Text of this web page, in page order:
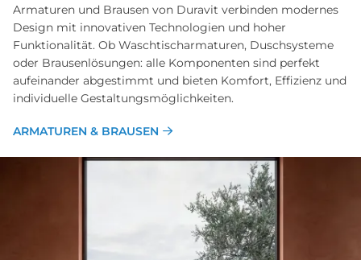
Armaturen und Brausen von Duravit verbinden modernes
Design mit innovativen Technologien und hoher
Funktionalität. Ob Waschtischarmaturen, Duschsysteme
oder Brausenlösungen: alle Komponenten sind perfekt
aufeinander abgestimmt und bieten Komfort, Effizienz und
individuelle Gestaltungsmöglichkeiten.
ARMATUREN & BRAUSEN